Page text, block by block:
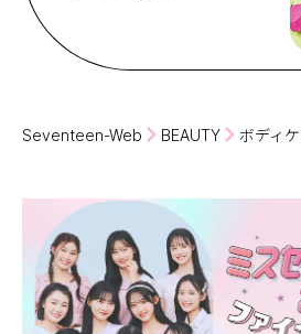
Seventeen-Web BEAUTY ボディ